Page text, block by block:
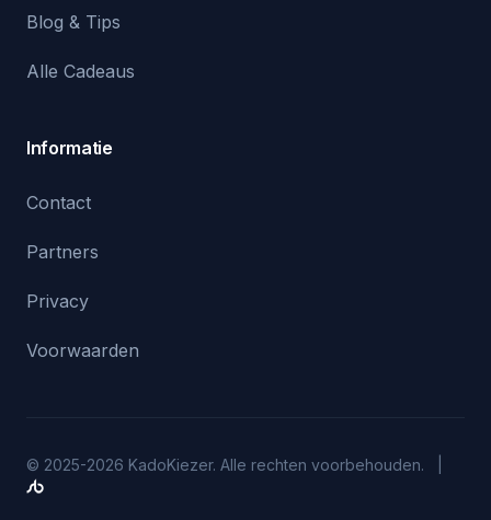
Blog & Tips
Alle Cadeaus
Informatie
Contact
Partners
Privacy
Voorwaarden
© 2025-2026 KadoKiezer. Alle rechten voorbehouden. |